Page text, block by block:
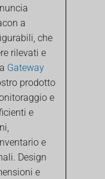
a
che
rilevati e
Gateway
prodotto
e
e
e
Design
e